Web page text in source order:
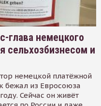
глава немецкого
сельхозбизнесом и
немецкой платёжной
бежал из Евросоюза
Сейчас он живёт